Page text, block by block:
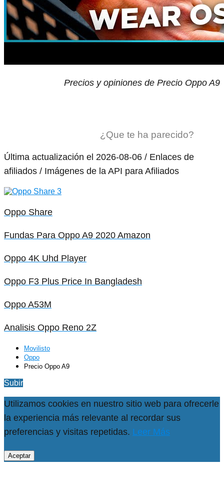
Precios y opiniones de Precio Oppo A9
¿Que te ha parecido?
Última actualización el 2026-08-06 / Enlaces de
afiliados / Imágenes de la API para Afiliados
Oppo Share
Fundas Para Oppo A9 2020 Amazon
Oppo 4K Uhd Player
Oppo F3 Plus Price In Bangladesh
Oppo A53M
Analisis Oppo Reno 2Z
Movilisto
Oppo
Precio Oppo A9
Subir
Utilizamos cookies en nuestro sitio web para ofrecerle
la experiencia más relevante al recordar sus
preferencias y visitas repetidas. Leer Más
Aceptar